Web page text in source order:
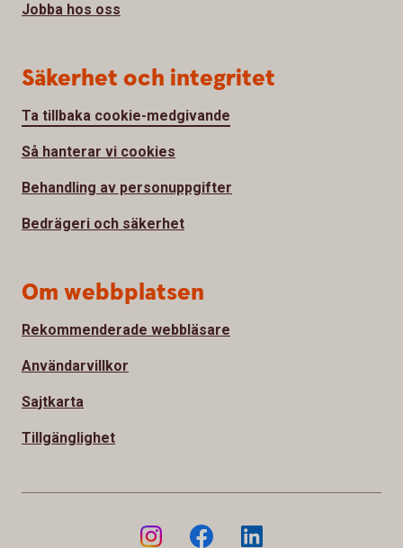
Jobba hos oss
Säkerhet och integritet
Ta tillbaka cookie-medgivande
Så hanterar vi cookies
Behandling av personuppgifter
Bedrägeri och säkerhet
Om webbplatsen
Rekommenderade webbläsare
Användarvillkor
Sajtkarta
Tillgänglighet